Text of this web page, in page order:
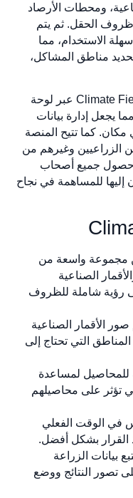
ومحطات الأرصاد
الحقل. ثم يتم
الاستخدام، مما
مناطق المشاكل،
يمكن للمزارعين الوصول إلى Climate FieldView عبر لوحة
يجعل إدارة بيانات
كما تتيح المنصة
الزراعيين وغيرهم من
حصول جميع أصحاب
للمساهمة في نجاح
مجموعة واسعة من
الصناعية
شاملة للظروف
الأقمار الصناعية
التي تحتاج إلى
لمساعدة
تؤثر على محاصيلهم
في الوقت الفعلي
القرار بشكل أفضل.
بيانات الزراعة
تصور النتائج ووضع